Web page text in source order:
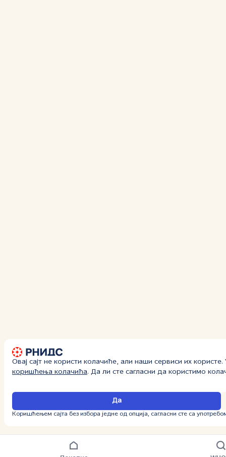
Овај сајт не користи колачиће, али наши сервиси их
коришћења колачића. Да ли сте сагласни да користимо
Да
Коришћењем сајта без избора једне од опција, сагласни сте са